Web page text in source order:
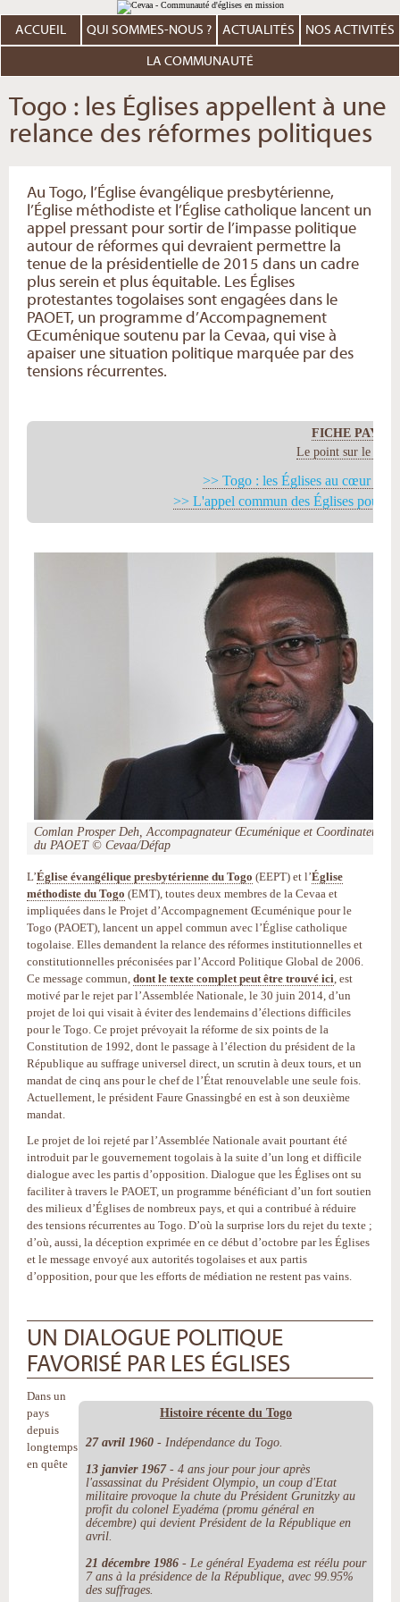
au
contenu.
Aller
personnels
ACCUEIL QUI SOMMES-NOUS ? ACTUALITÉS NOS ACTIVITÉS
LA COMMUNAUTÉ
Togo : les Églises appellent à une
relance des réformes politiques
Au Togo, l’Église évangélique presbytérienne,
l’Église méthodiste et l’Église catholique lancent un
appel pressant pour sortir de l’impasse politique
autour de réformes qui devraient permettre la
tenue de la présidentielle de 2015 dans un cadre
plus serein et plus équitable. Les Églises
protestantes togolaises sont engagées dans le
PAOET, un programme d’Accompagnement
Œcuménique soutenu par la Cevaa, qui vise à
apaiser une situation politique marquée par des
tensions récurrentes.
FICHE PAYS
Le point sur le Togo
>> Togo : les Églises au cœur de
>> L'appel commun des Églises pour
Comlan Prosper Deh, Accompagnateur Œcuménique et Coordinateur
du PAOET © Cevaa/Défap
L’Église évangélique presbytérienne du Togo (EEPT) et l’Église
méthodiste du Togo (EMT), toutes deux membres de la Cevaa et
impliquées dans le Projet d’Accompagnement Œcuménique pour le
Togo (PAOET), lancent un appel commun avec l’Église catholique
togolaise. Elles demandent la relance des réformes institutionnelles et
constitutionnelles préconisées par l’Accord Politique Global de 2006.
Ce message commun, dont le texte complet peut être trouvé ici, est
motivé par le rejet par l’Assemblée Nationale, le 30 juin 2014, d’un
projet de loi qui visait à éviter des lendemains d’élections difficiles
pour le Togo. Ce projet prévoyait la réforme de six points de la
Constitution de 1992, dont le passage à l’élection du président de la
République au suffrage universel direct, un scrutin à deux tours, et un
mandat de cinq ans pour le chef de l’État renouvelable une seule fois.
Actuellement, le président Faure Gnassingbé en est à son deuxième
mandat.
Le projet de loi rejeté par l’Assemblée Nationale avait pourtant été
introduit par le gouvernement togolais à la suite d’un long et difficile
dialogue avec les partis d’opposition. Dialogue que les Églises ont su
faciliter à travers le PAOET, un programme bénéficiant d’un fort soutien
des milieux d’Églises de nombreux pays, et qui a contribué à réduire
des tensions récurrentes au Togo. D’où la surprise lors du rejet du texte ;
d’où, aussi, la déception exprimée en ce début d’octobre par les Églises
et le message envoyé aux autorités togolaises et aux partis
d’opposition, pour que les efforts de médiation ne restent pas vains.
UN DIALOGUE POLITIQUE
FAVORISÉ PAR LES ÉGLISES
Histoire récente du Togo
27 avril 1960 - Indépendance du Togo.
13 janvier 1967- 4 ans jour pour jour après
l'assassinat du Président Olympio, un coup d'Etat
militaire provoque la chute du Président Grunitzky au
profit du colonel Eyadéma (promu général en
décembre) qui devient Président de la République en
avril.
21 décembre 1986 - Le général Eyadema est réélu pour
7 ans à la présidence de la République, avec 99.95%
des suffrages.
Dans un
pays
depuis
longtemps
en quête